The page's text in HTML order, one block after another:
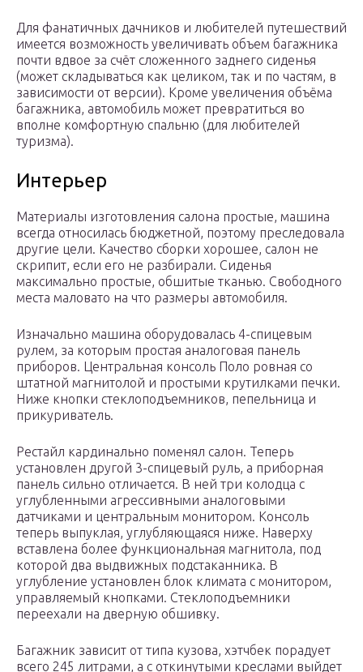
Для фанатичных дачников и любителей путешествий
имеется возможность увеличивать объем багажника
почти вдвое за счёт сложенного заднего сиденья
(может складываться как целиком, так и по частям, в
зависимости от версии). Кроме увеличения объёма
багажника, автомобиль может превратиться во
вполне комфортную спальню (для любителей
туризма).
Интерьер
Материалы изготовления салона простые, машина
всегда относилась бюджетной, поэтому преследовала
другие цели. Качество сборки хорошее, салон не
скрипит, если его не разбирали. Сиденья
максимально простые, обшитые тканью. Свободного
места маловато на что размеры автомобиля.
Изначально машина оборудовалась 4-спицевым
рулем, за которым простая аналоговая панель
приборов. Центральная консоль Поло ровная со
штатной магнитолой и простыми крутилками печки.
Ниже кнопки стеклоподъемников, пепельница и
прикуриватель.
Рестайл кардинально поменял салон. Теперь
установлен другой 3-спицевый руль, а приборная
панель сильно отличается. В ней три колодца с
углубленными агрессивными аналоговыми
датчиками и центральным монитором. Консоль
теперь выпуклая, углубляющаяся ниже. Наверху
вставлена более функциональная магнитола, под
которой два выдвижных подстаканника. В
углубление установлен блок климата с монитором,
управляемый кнопками. Стеклоподъемники
переехали на дверную обшивку.
Багажник зависит от типа кузова, хэтчбек порадует
всего 245 литрами, а с откинутыми креслами выйдет